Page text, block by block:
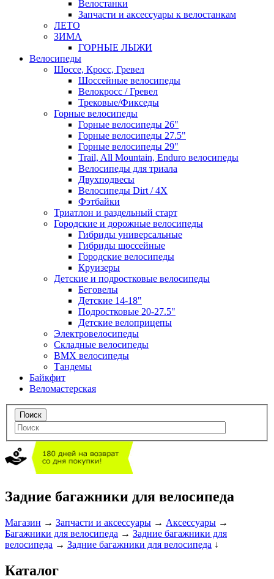
Велостанки
Запчасти и аксессуары к велостанкам
ЛЕТО
ЗИМА
ГОРНЫЕ ЛЫЖИ
Велосипеды
Шоссе, Кросс, Гревел
Шоссейные велосипеды
Велокросс / Гревел
Трековые/Фикседы
Горные велосипеды
Горные велосипеды 26"
Горные велосипеды 27.5"
Горные велосипеды 29"
Trail, All Mountain, Enduro велосипеды
Велосипеды для триала
Двухподвесы
Велосипеды Dirt / 4X
Фэтбайки
Триатлон и раздельный старт
Городские и дорожные велосипеды
Гибриды универсальные
Гибриды шоссейные
Городские велосипеды
Круизеры
Детские и подростковые велосипеды
Беговелы
Детские 14-18"
Подростковые 20-27.5"
Детские велоприцепы
Электровелосипеды
Складные велосипеды
BMX велосипеды
Тандемы
Байкфит
Веломастерская
Задние багажники для велосипеда
Магазин → Запчасти и аксессуары → Аксессуары →
Багажники для велосипеда → Задние багажники для
велосипеда → Задние багажники для велосипеда ↓
Каталог